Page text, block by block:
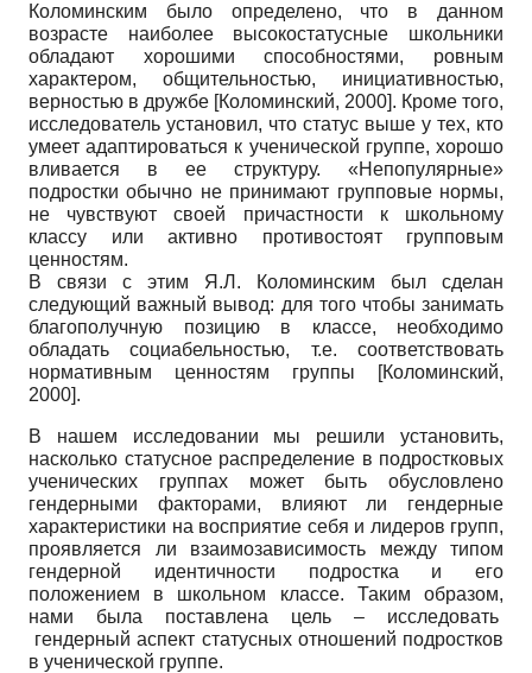
Коломинским было определено, что в данном
возрасте наиболее высокостатусные школьники
обладают хорошими способностями, ровным
характером, общительностью, инициативностью,
верностью в дружбе [Коломинский, 2000]. Кроме того,
исследователь установил, что статус выше у тех, кто
умеет адаптироваться к ученической группе, хорошо
вливается в ее структуру. «Непопулярные»
подростки обычно не принимают групповые нормы,
не чувствуют своей причастности к школьному
классу или активно противостоят групповым
ценностям.
В связи с этим Я.Л. Коломинским был сделан
следующий важный вывод: для того чтобы занимать
благополучную позицию в классе, необходимо
обладать социабельностью, т.е. соответствовать
нормативным ценностям группы
[Коломинский,
2000].
В нашем исследовании мы решили установить,
насколько статусное распределение в подростковых
ученических группах может быть обусловлено
гендерными факторами, влияют ли гендерные
характеристики на восприятие себя и лидеров групп,
проявляется ли взаимозависимость между типом
гендерной идентичности подростка и его
положением в школьном классе. Таким образом,
нами была поставлена цель – исследовать
гендерный аспект статусных отношений подростков
в ученической группе.